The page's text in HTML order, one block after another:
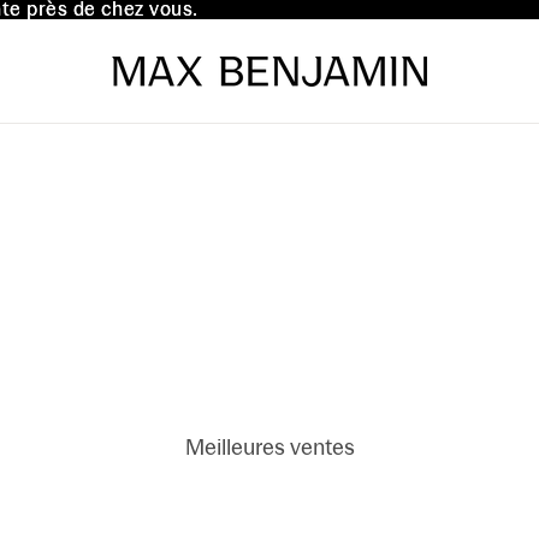
près de chez vous.
près de chez vous.
Meilleures ventes